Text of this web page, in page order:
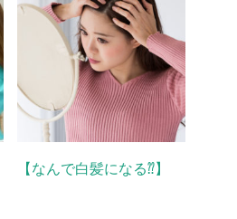
【なんで白髪になる⁇】